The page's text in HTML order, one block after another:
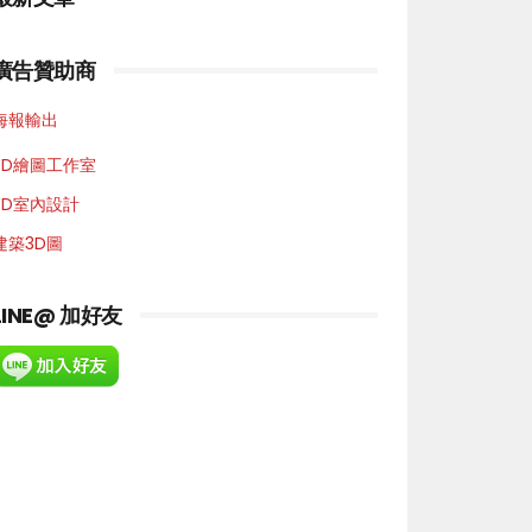
告贊助商
報輸出
繪圖工作室
室內設計
築3D圖
加好友